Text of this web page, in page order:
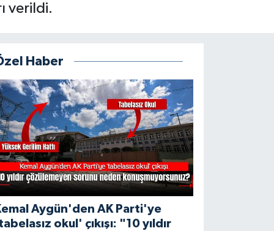
verildi.
Haber
Aygün'den AK Parti'ye
okul' çıkışı: "10 yıldır